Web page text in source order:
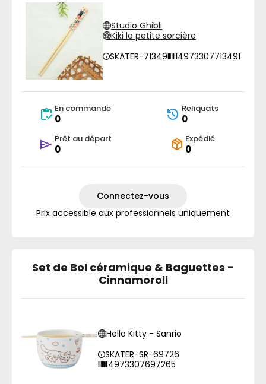
Studio Ghibli
Kiki la petite sorcière
SKATER-71349
4973307713491
En commande
0
Reliquats
0
Prêt au départ
0
Expédié
0
Connectez-vous
Prix accessible aux professionnels uniquement
Set de Bol céramique & Baguettes -
Cinnamoroll
Hello Kitty - Sanrio
SKATER-SR-69726
4973307697265